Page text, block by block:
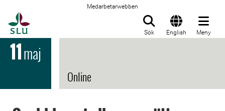
Medarbetarwebben
Sök English Meny
11maj
Online